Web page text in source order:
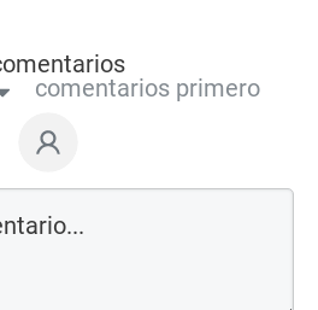
comentarios primero